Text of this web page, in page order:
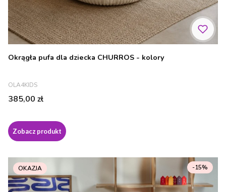
Okrągła pufa dla dziecka CHURROS - kolory
PRODUCENT
OLA4KIDS
Cena
385,00 zł
Zobacz produkt
OKAZJA -15%